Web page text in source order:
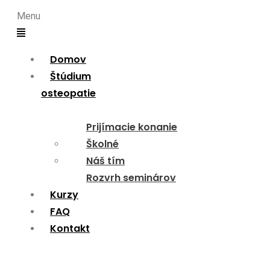
Menu
Domov
Štúdium
osteopatie
Prijímacie konanie
Školné
Náš tím
Rozvrh seminárov
Kurzy
FAQ
Kontakt